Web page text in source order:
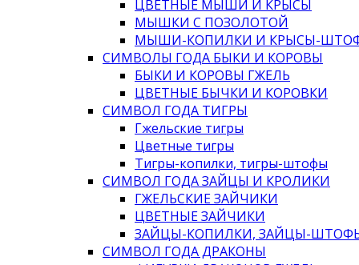
ЦВЕТНЫЕ МЫШИ И КРЫСЫ
МЫШКИ С ПОЗОЛОТОЙ
МЫШИ-КОПИЛКИ И КРЫСЫ-
СИМВОЛЫ ГОДА БЫКИ И КОРОВЫ
БЫКИ И КОРОВЫ ГЖЕЛЬ
ЦВЕТНЫЕ БЫЧКИ И КОРОВКИ
СИМВОЛ ГОДА ТИГРЫ
Гжельские тигры
Цветные тигры
Тигры-копилки, тигры-штофы
СИМВОЛ ГОДА ЗАЙЦЫ И КРОЛИКИ
ГЖЕЛЬСКИЕ ЗАЙЧИКИ
ЦВЕТНЫЕ ЗАЙЧИКИ
ЗАЙЦЫ-КОПИЛКИ, ЗАЙЦЫ-
СИМВОЛ ГОДА ДРАКОНЫ